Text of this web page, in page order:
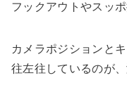
フックアウトやスッ
カメラポジションと
往左往しているのが